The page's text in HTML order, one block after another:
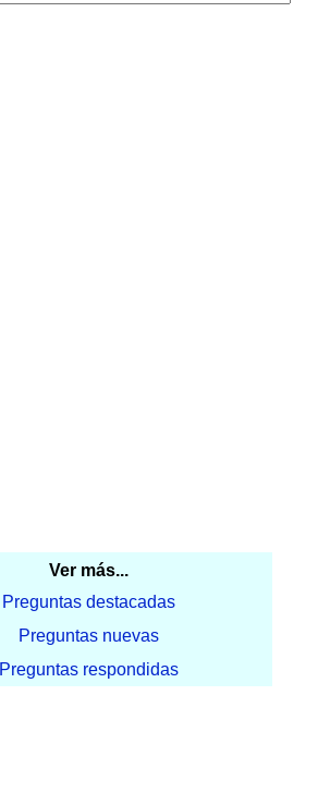
Ver más...
Preguntas destacadas
Preguntas nuevas
Preguntas respondidas